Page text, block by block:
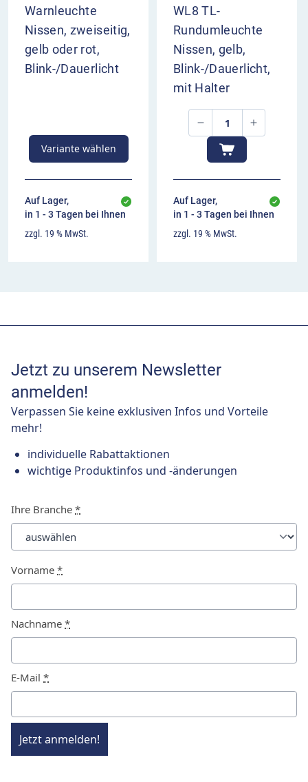
Warnleuchte
Nissen, zweiseitig,
gelb oder rot,
Blink-/Dauerlicht
Variante wählen
Auf Lager,
in 1 - 3 Tagen bei Ihnen
zzgl. 19 % MwSt.
WL8 TL-
Rundumleuchte
Nissen, gelb,
Blink-/Dauerlicht,
mit Halter
Auf Lager,
in 1 - 3 Tagen bei Ihnen
zzgl. 19 % MwSt.
Jetzt zu unserem Newsletter
anmelden!
Verpassen Sie keine exklusiven Infos und Vorteile
mehr!
individuelle Rabattaktionen
wichtige Produktinfos und -änderungen
Ihre Branche *
Vorname *
Nachname *
E-Mail *
Jetzt anmelden!